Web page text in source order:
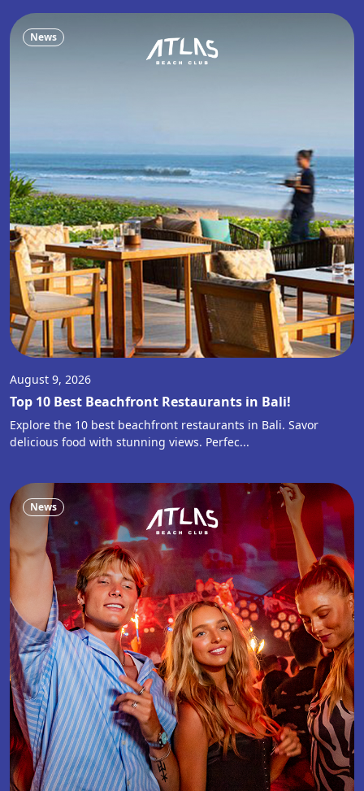
News
August 9, 2026
Top 10 Best Beachfront Restaurants in Bali!
Explore the 10 best beachfront restaurants in Bali. Savor
delicious food with stunning views. Perfec...
News